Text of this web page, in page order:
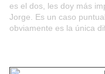
es el dos, les doy más
Jorge. Es un caso
obviamente es la única